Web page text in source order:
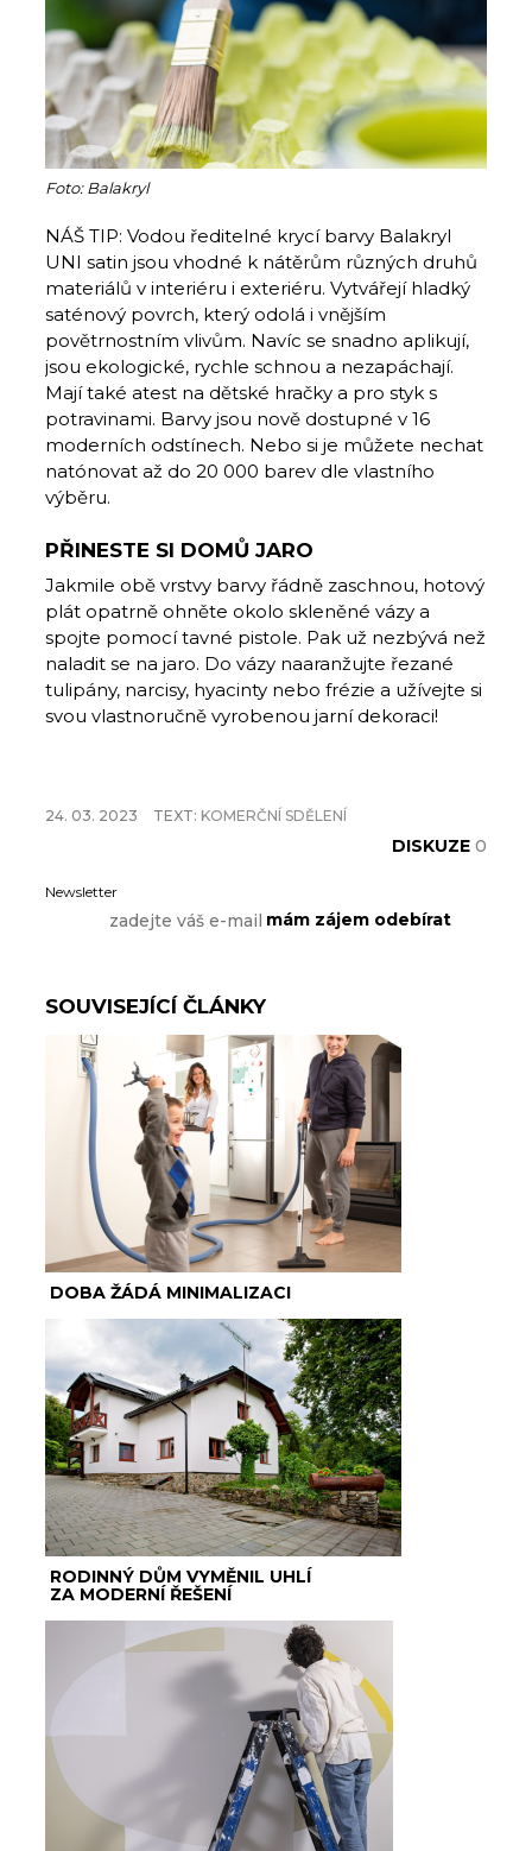
Foto: Balakryl
NÁŠ TIP: Vodou ředitelné krycí barvy Balakryl
UNI satin jsou vhodné k nátěrům různých druhů
materiálů v interiéru i exteriéru. Vytvářejí hladký
saténový povrch, který odolá i vnějším
povětrnostním vlivům. Navíc se snadno aplikují,
jsou ekologické, rychle schnou a nezapáchají.
Mají také atest na dětské hračky a pro styk s
potravinami. Barvy jsou nově dostupné v 16
moderních odstínech. Nebo si je můžete nechat
natónovat až do 20 000 barev dle vlastního
výběru.
PŘINESTE SI DOMŮ JARO
Jakmile obě vrstvy barvy řádně zaschnou, hotový
plát opatrně ohněte okolo skleněné vázy a
spojte pomocí tavné pistole. Pak už nezbývá než
naladit se na jaro. Do vázy naaranžujte řezané
tulipány, narcisy, hyacinty nebo frézie a užívejte si
svou vlastnoručně vyrobenou jarní dekoraci!
24. 03. 2023 TEXT: KOMERČNÍ SDĚLENÍ
DISKUZE 0
Newsletter
SOUVISEJÍCÍ ČLÁNKY
DOBA ŽÁDÁ MINIMALIZACI
RODINNÝ DŮM VYMĚNIL UHLÍ
ZA MODERNÍ ŘEŠENÍ